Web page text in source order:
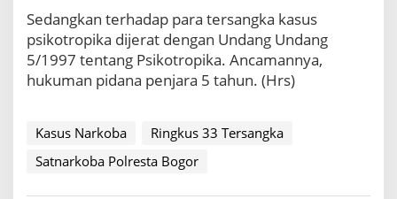
Sedangkan terhadap para tersangka kasus
psikotropika dijerat dengan Undang Undang
5/1997 tentang Psikotropika. Ancamannya,
hukuman pidana penjara 5 tahun. (Hrs)
Kasus Narkoba
Ringkus 33 Tersangka
Satnarkoba Polresta Bogor